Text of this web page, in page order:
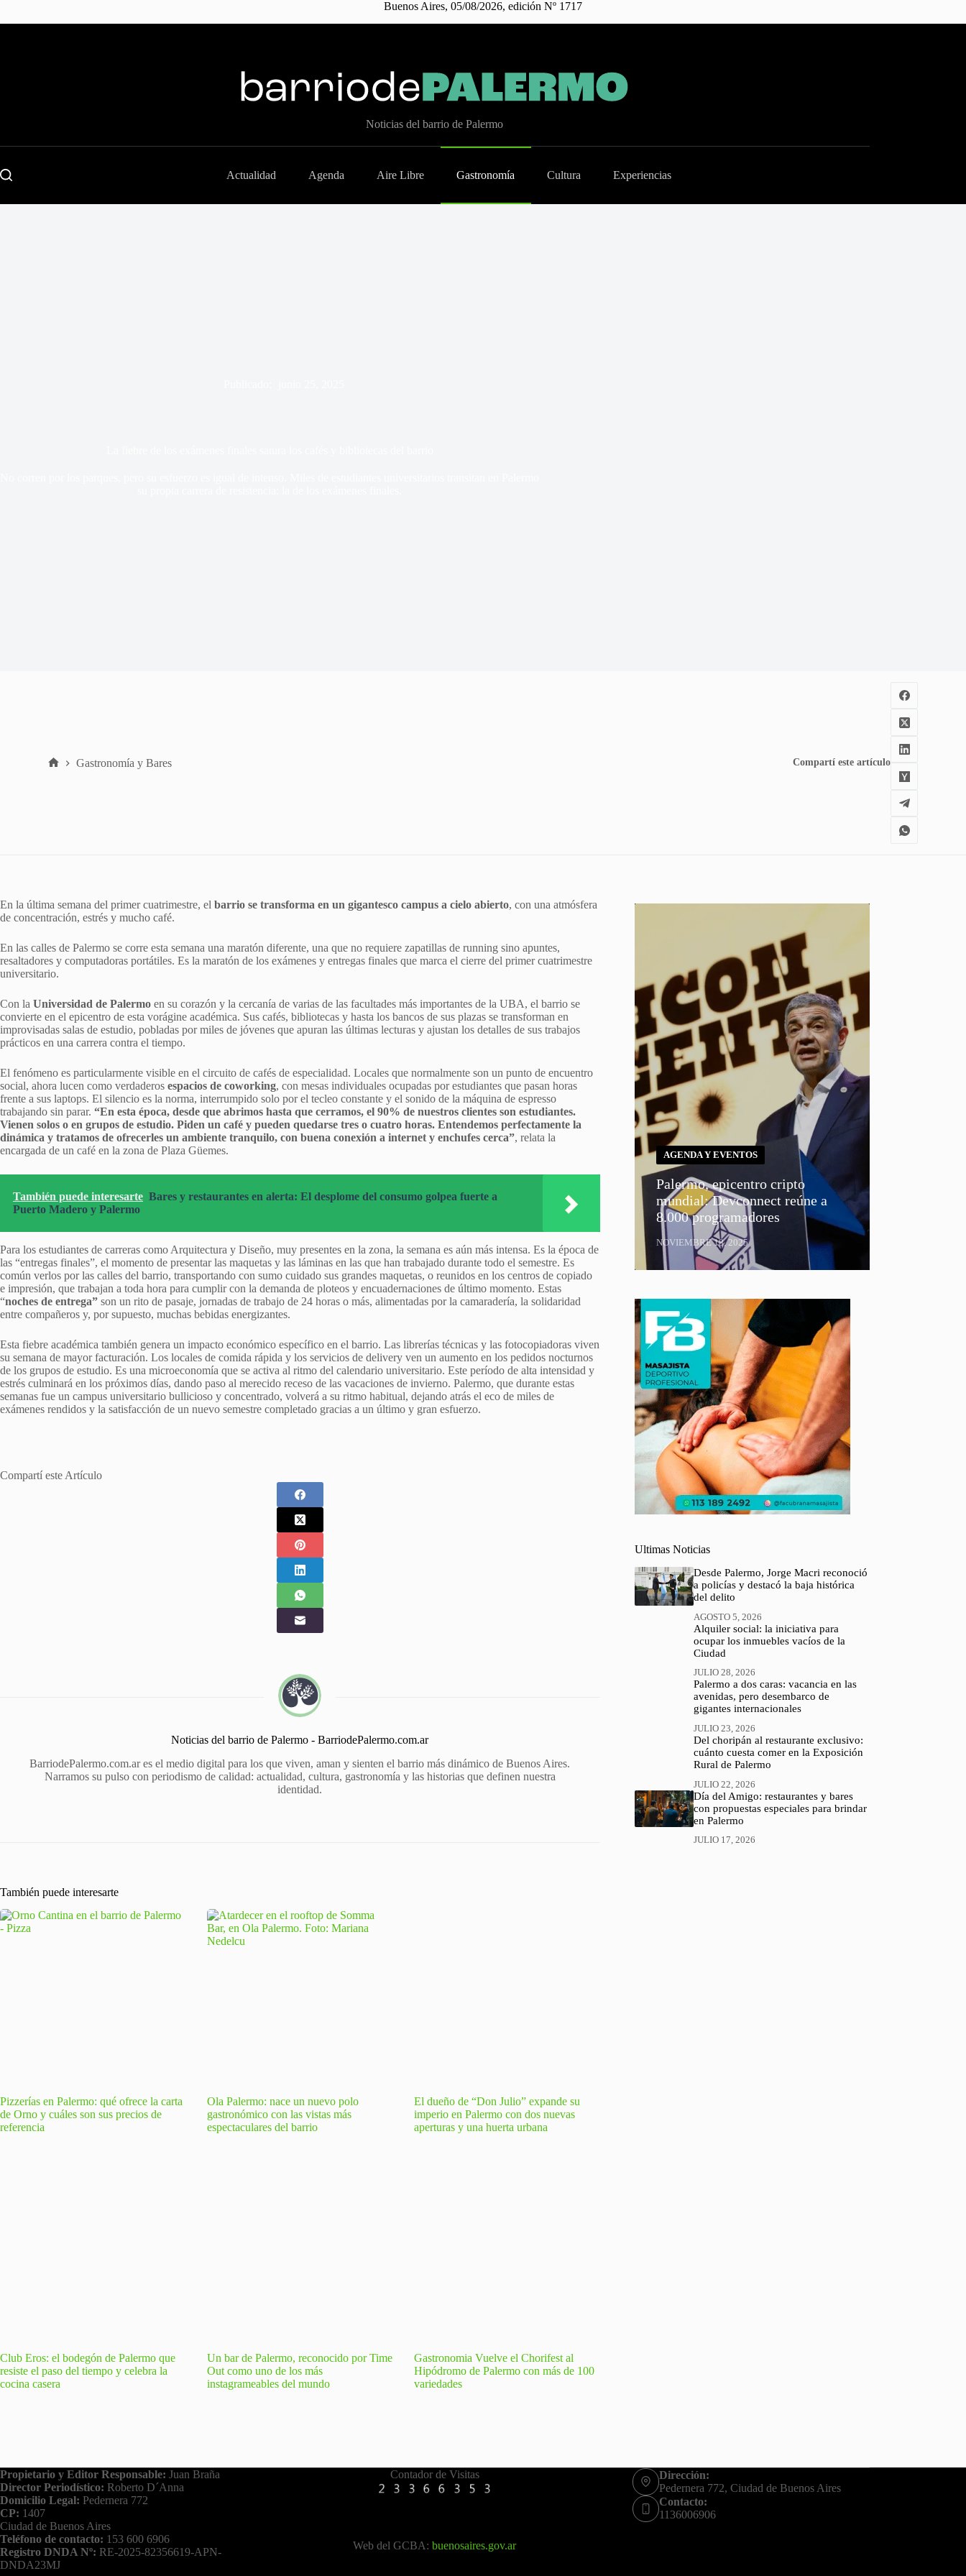
Buenos Aires, 05/08/2026, edición Nº 1717
Noticias del barrio de Palermo
Actualidad Agenda Aire Libre Gastronomía Cultura Experiencias
Gastronomía y Bares Compartí este artículo
En la última semana del primer cuatrimestre, el barrio se transforma en un gigantesco campus a cielo abierto, con una atmósfera
de concentración, estrés y mucho café.
En las calles de Palermo se corre esta semana una maratón diferente, una que no requiere zapatillas de running sino apuntes,
resaltadores y computadoras portátiles. Es la maratón de los exámenes y entregas finales que marca el cierre del primer cuatrimestre
universitario.
Con la Universidad de Palermo en su corazón y la cercanía de varias de las facultades más importantes de la UBA, el barrio se
convierte en el epicentro de esta vorágine académica. Sus cafés, bibliotecas y hasta los bancos de sus plazas se transforman en
improvisadas salas de estudio, pobladas por miles de jóvenes que apuran las últimas lecturas y ajustan los detalles de sus trabajos
prácticos en una carrera contra el tiempo.
El fenómeno es particularmente visible en el circuito de cafés de especialidad. Locales que normalmente son un punto de encuentro
social, ahora lucen como verdaderos espacios de coworking, con mesas individuales ocupadas por estudiantes que pasan horas
frente a sus laptops. El silencio es la norma, interrumpido solo por el tecleo constante y el sonido de la máquina de espresso
trabajando sin parar. “En esta época, desde que abrimos hasta que cerramos, el 90% de nuestros clientes son estudiantes.
Vienen solos o en grupos de estudio. Piden un café y pueden quedarse tres o cuatro horas. Entendemos perfectamente la
dinámica y tratamos de ofrecerles un ambiente tranquilo, con buena conexión a internet y enchufes cerca”, relata la
encargada de un café en la zona de Plaza Güemes.
También puede interesarte Bares y restaurantes en alerta: El desplome del consumo golpea fuerte a
Puerto Madero y Palermo
Para los estudiantes de carreras como Arquitectura y Diseño, muy presentes en la zona, la semana es aún más intensa. Es la época de
las “entregas finales”, el momento de presentar las maquetas y las láminas en las que han trabajado durante todo el semestre. Es
común verlos por las calles del barrio, transportando con sumo cuidado sus grandes maquetas, o reunidos en los centros de copiado
e impresión, que trabajan a toda hora para cumplir con la demanda de ploteos y encuadernaciones de último momento. Estas
“noches de entrega” son un rito de pasaje, jornadas de trabajo de 24 horas o más, alimentadas por la camaradería, la solidaridad
entre compañeros y, por supuesto, muchas bebidas energizantes.
Esta fiebre académica también genera un impacto económico específico en el barrio. Las librerías técnicas y las fotocopiadoras viven
su semana de mayor facturación. Los locales de comida rápida y los servicios de delivery ven un aumento en los pedidos nocturnos
de los grupos de estudio. Es una microeconomía que se activa al ritmo del calendario universitario. Este período de alta intensidad y
estrés culminará en los próximos días, dando paso al merecido receso de las vacaciones de invierno. Palermo, que durante estas
semanas fue un campus universitario bullicioso y concentrado, volverá a su ritmo habitual, dejando atrás el eco de miles de
exámenes rendidos y la satisfacción de un nuevo semestre completado gracias a un último y gran esfuerzo.
Compartí este Artículo
Noticias del barrio de Palermo - BarriodePalermo.com.ar
BarriodePalermo.com.ar es el medio digital para los que viven, aman y sienten el barrio más dinámico de Buenos Aires.
Narramos su pulso con periodismo de calidad: actualidad, cultura, gastronomía y las historias que definen nuestra
identidad.
También puede interesarte
Pizzerías en Palermo: qué ofrece la carta
de Orno y cuáles son sus precios de
referencia
Ola Palermo: nace un nuevo polo
gastronómico con las vistas más
espectaculares del barrio
El dueño de “Don Julio” expande su
imperio en Palermo con dos nuevas
aperturas y una huerta urbana
Club Eros: el bodegón de Palermo que
resiste el paso del tiempo y celebra la
cocina casera
Un bar de Palermo, reconocido por Time
Out como uno de los más
instagrameables del mundo
Gastronomia Vuelve el Chorifest al
Hipódromo de Palermo con más de 100
variedades
AGENDA Y EVENTOS
Palermo, epicentro cripto
mundial: Devconnect reúne a
8.000 programadores
NOVIEMBRE 18, 2025
Ultimas Noticias
Desde Palermo, Jorge Macri reconoció
a policías y destacó la baja histórica
del delito
AGOSTO 5, 2026
Alquiler social: la iniciativa para
ocupar los inmuebles vacíos de la
Ciudad
JULIO 28, 2026
Palermo a dos caras: vacancia en las
avenidas, pero desembarco de
gigantes internacionales
JULIO 23, 2026
Del choripán al restaurante exclusivo:
cuánto cuesta comer en la Exposición
Rural de Palermo
JULIO 22, 2026
Día del Amigo: restaurantes y bares
con propuestas especiales para brindar
en Palermo
JULIO 17, 2026
Propietario y Editor Responsable: Juan Braña
Director Periodístico: Roberto D´Anna
Domicilio Legal: Pedernera 772
CP: 1407
Ciudad de Buenos Aires
Teléfono de contacto: 153 600 6906
Registro DNDA Nº: RE-2025-82356619-APN-
DNDA23MJ
Contador de Visitas
Web del GCBA:buenosaires.gov.ar
Dirección:
Pedernera 772, Ciudad de Buenos Aires
Contacto:
1136006906